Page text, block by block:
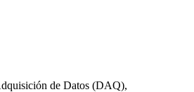
de Datos (DAQ),